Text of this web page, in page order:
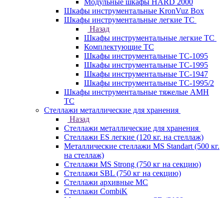
Модульные шкафы HARD 2000
Шкафы инструментальные KronVuz Box
Шкафы инструментальные легкие ТС
Назад
Шкафы инструментальные легкие ТС
Комплектующие ТС
Шкафы инструментальные TC-1095
Шкафы инструментальные TC-1995
Шкафы инструментальные ТС-1947
Шкафы инструментальные ТС-1995/2
Шкафы инструментальные тяжелые AMH
TC
Стеллажи металлические для хранения
Назад
Стеллажи металлические для хранения
Стеллажи ES легкие (120 кг. на стеллаж)
Металлические стеллажи MS Standart (500 кг.
на стеллаж)
Стеллажи MS Strong (750 кг на секцию)
Стеллажи SBL (750 кг на секцию)
Стеллажи архивные МС
Стеллажи CombiK